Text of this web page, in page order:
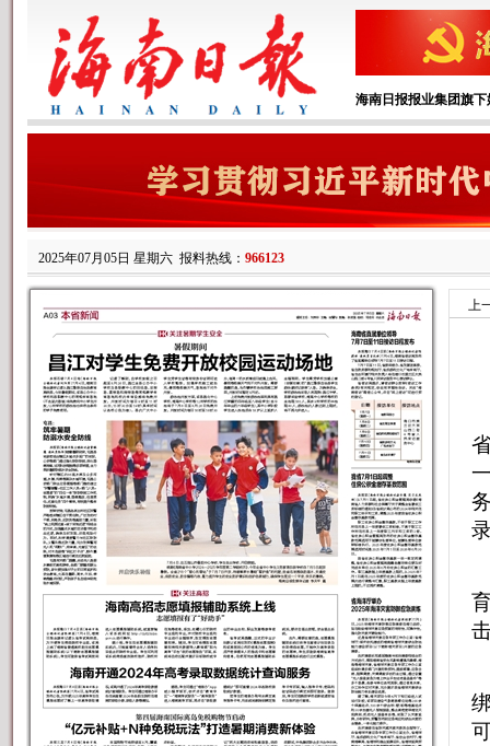
海南日报报业集团旗下
2025年07月05日 星期六 报料热线： 966123
上